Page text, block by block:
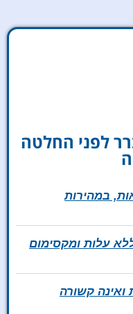
לפני החלטה
במהירות
עלות ומקסימום
ואינה קשורה